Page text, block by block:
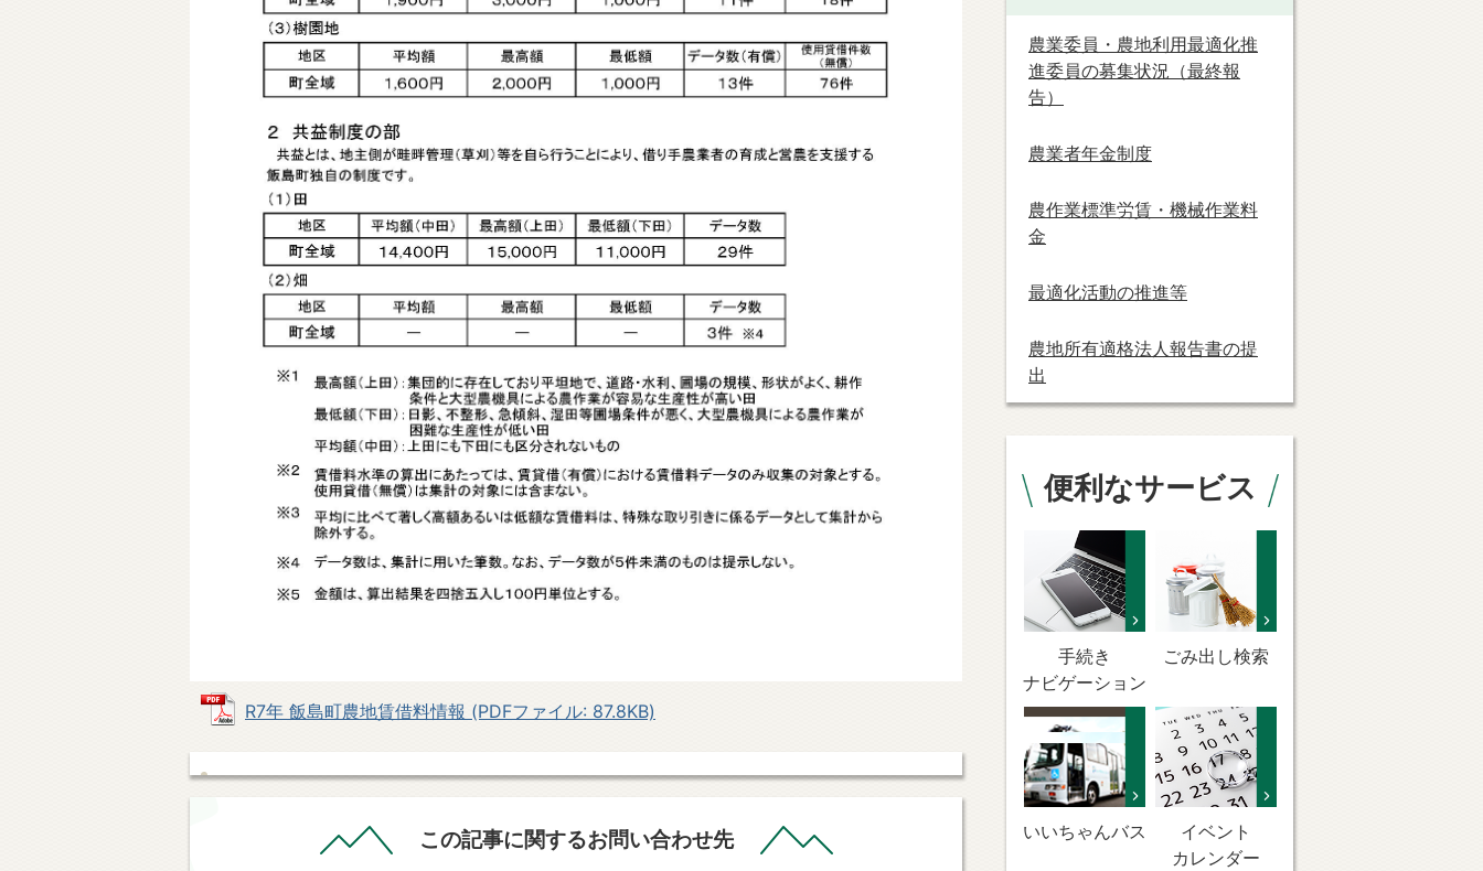
R7年 飯島町農地賃借料情報 (PDFファイル: 87.8KB)
この記事に関するお問い合わせ先
農業委員・農地利用最適化推
進委員の募集状況（最終報
告）
農業者年金制度
農作業標準労賃・機械作業料
金
最適化活動の推進等
農地所有適格法人報告書の提
出
便利なサービス
手続き
ナビゲーション
ごみ出し検索
いいちゃんバス
イベント
カレンダー